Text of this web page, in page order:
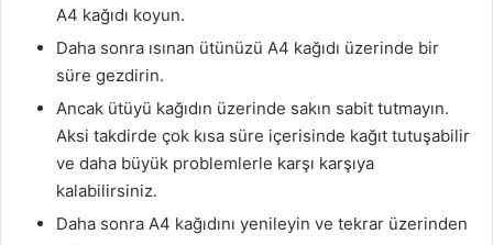
A4 kağıdı koyun.
Daha sonra ısınan ütünüzü A4 kağıdı üzerinde bir
süre gezdirin.
Ancak ütüyü kağıdın üzerinde sakın sabit tutmayın.
Aksi takdirde çok kısa süre içerisinde kağıt tutuşabilir
ve daha büyük problemlerle karşı karşıya
kalabilirsiniz.
Daha sonra A4 kağıdını yenileyin ve tekrar üzerinden